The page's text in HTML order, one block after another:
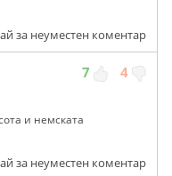
за неуместен коментар
7 4
и немската
за неуместен коментар